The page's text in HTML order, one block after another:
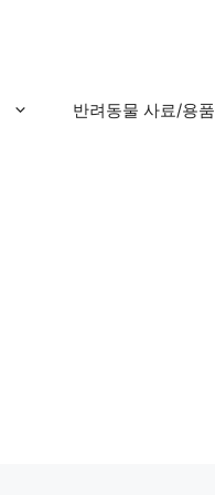
반려동물 사료/용품